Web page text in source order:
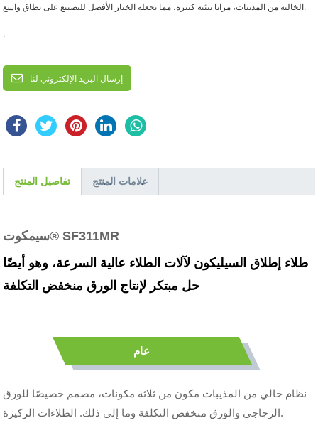
إرسال البريد الإلكتروني لنا
تفاصيل المنتج علامات المنتج
سيمكوت® SF311MR
طلاء إطلاق السيليكون لآلات الطلاء عالية السرعة، وهو أيضًا
حل مبتكر لإنتاج الورق منخفض التكلفة
عام
نظام خالي من المذيبات مكون من ثلاثة مكونات، مصمم خصيصًا للورق
الزجاجي والورق منخفض التكلفة وما إلى ذلك. الطلاءات الركيزة.